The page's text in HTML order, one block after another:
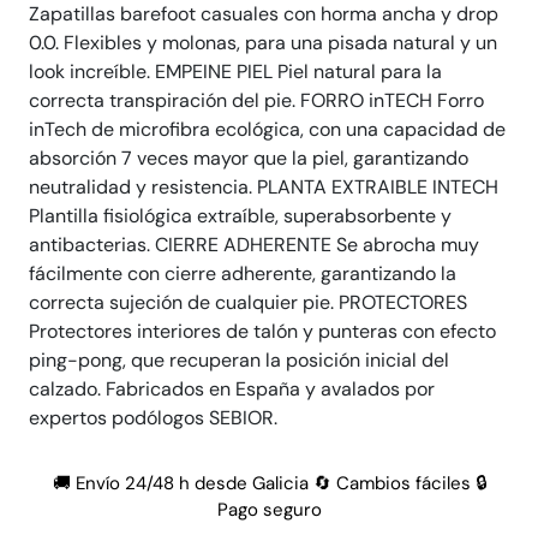
Zapatillas barefoot casuales con horma ancha y drop
0.0. Flexibles y molonas, para una pisada natural y un
look increíble. EMPEINE PIEL Piel natural para la
correcta transpiración del pie. FORRO inTECH Forro
inTech de microfibra ecológica, con una capacidad de
absorción 7 veces mayor que la piel, garantizando
neutralidad y resistencia. PLANTA EXTRAIBLE INTECH
Plantilla fisiológica extraíble, superabsorbente y
antibacterias. CIERRE ADHERENTE Se abrocha muy
fácilmente con cierre adherente, garantizando la
correcta sujeción de cualquier pie. PROTECTORES
Protectores interiores de talón y punteras con efecto
ping-pong, que recuperan la posición inicial del
calzado. Fabricados en España y avalados por
expertos podólogos SEBIOR.
🚚 Envío 24/48 h desde Galicia 🔄 Cambios fáciles 🔒
Pago seguro